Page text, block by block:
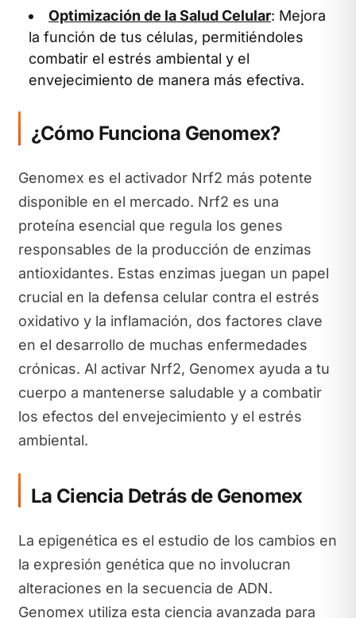
Optimización de la Salud Celular: Mejora
la función de tus células, permitiéndoles
combatir el estrés ambiental y el
envejecimiento de manera más efectiva.
¿Cómo Funciona Genomex?
Genomex es el activador Nrf2 más potente
disponible en el mercado. Nrf2 es una
proteína esencial que regula los genes
responsables de la producción de enzimas
antioxidantes. Estas enzimas juegan un papel
crucial en la defensa celular contra el estrés
oxidativo y la inflamación, dos factores clave
en el desarrollo de muchas enfermedades
crónicas. Al activar Nrf2, Genomex ayuda a tu
cuerpo a mantenerse saludable y a combatir
los efectos del envejecimiento y el estrés
ambiental.
La Ciencia Detrás de Genomex
La epigenética es el estudio de los cambios en
la expresión genética que no involucran
alteraciones en la secuencia de ADN.
Genomex utiliza esta ciencia avanzada para